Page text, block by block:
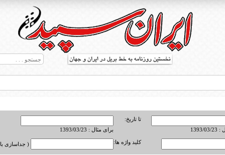
23
تا تاریخ:
برای مثال : 1393/03/23
کلید واژه ها: ( جداسازی